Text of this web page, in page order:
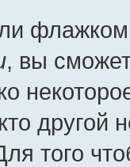
, вы
другой
того